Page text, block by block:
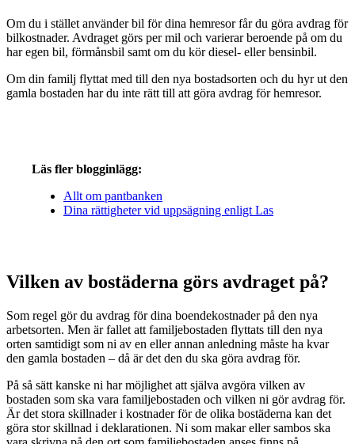
Om du i stället använder bil för dina hemresor får du göra avdrag för
bilkostnader. Avdraget görs per mil och varierar beroende på om du
har egen bil, förmånsbil samt om du kör diesel- eller bensinbil.
Om din familj flyttat med till den nya bostadsorten och du hyr ut den
gamla bostaden har du inte rätt till att göra avdrag för hemresor.
Läs fler blogginlägg:
Allt om pantbanken
Dina rättigheter vid uppsägning enligt Las
Vilken av bostäderna görs avdraget på?
Som regel gör du avdrag för dina boendekostnader på den nya
arbetsorten. Men är fallet att familjebostaden flyttats till den nya
orten samtidigt som ni av en eller annan anledning måste ha kvar
den gamla bostaden – då är det den du ska göra avdrag för.
På så sätt kanske ni har möjlighet att själva avgöra vilken av
bostaden som ska vara familjebostaden och vilken ni gör avdrag för.
Är det stora skillnader i kostnader för de olika bostäderna kan det
göra stor skillnad i deklarationen. Ni som makar eller sambos ska